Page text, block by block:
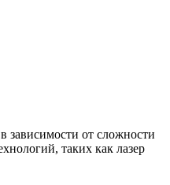
зависимости от сложности
таких как лазер